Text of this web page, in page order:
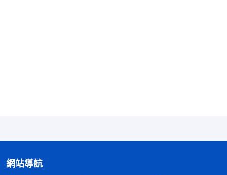
接受神的作工時看到信神盡本分能蒙拯救剩存下來，
網站導航